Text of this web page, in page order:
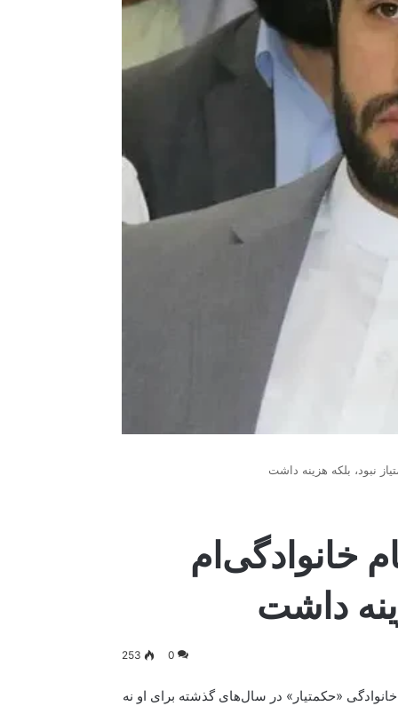
نبود، بلکه هزینه داشت
خانوادگی‌ام
داشت
0
253
«حکمتیار» در سال‌های گذشته برای او نه